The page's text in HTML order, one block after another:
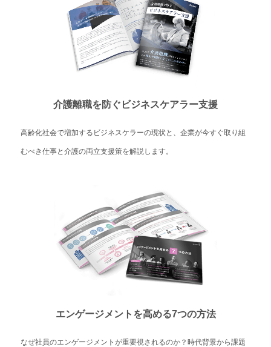
介護離職を防ぐビジネスケアラー支援
高齢化社会で増加するビジネスケラーの現状と、企業が今すぐ取り組
むべき仕事と介護の両立支援策を解説します。
エンゲージメントを高める7つの方法
なぜ社員のエンゲージメントが重要視されるのか？時代背景から課題